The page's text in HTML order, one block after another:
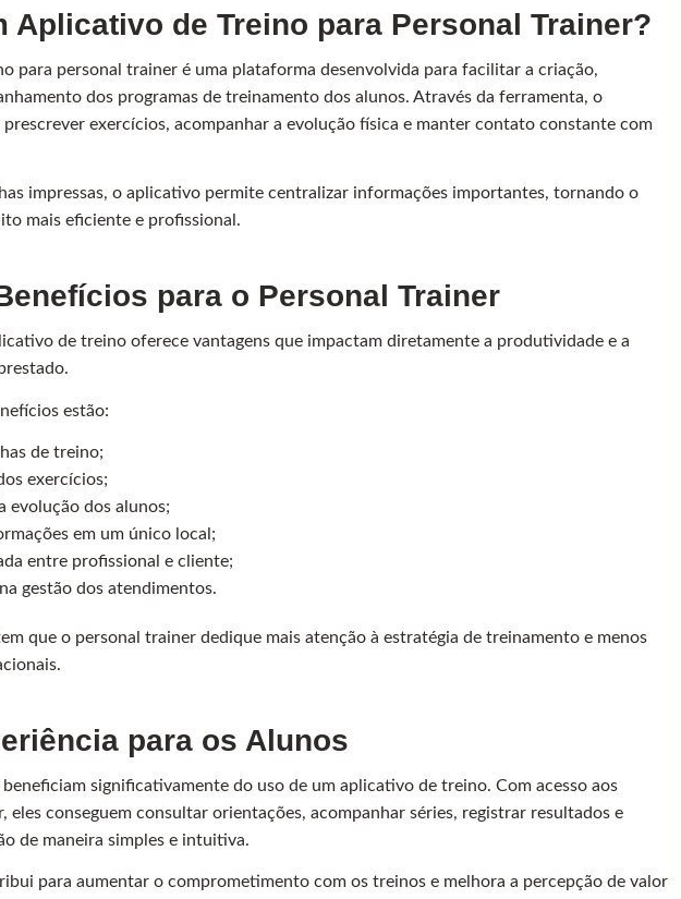
Aplicativo de Treino para Personal Trainer?
para personal trainer é uma plataforma desenvolvida para facilitar a criação,
dos programas de treinamento dos alunos. Através da ferramenta, o
exercícios, acompanhar a evolução física e manter contato constante com
impressas, o aplicativo permite centralizar informações importantes, tornando o
mais eficiente e profissional.
para o Personal Trainer
de treino oferece vantagens que impactam diretamente a produtividade e a
estão:
de treino;
exercícios;
evolução dos alunos;
em um único local;
entre profissional e cliente;
gestão dos atendimentos.
que o personal trainer dedique mais atenção à estratégia de treinamento e menos
para os Alunos
significativamente do uso de um aplicativo de treino. Com acesso aos
eles conseguem consultar orientações, acompanhar séries, registrar resultados e
de maneira simples e intuitiva.
para aumentar o comprometimento com os treinos e melhora a percepção de valor